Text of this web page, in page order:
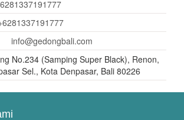
info@gedongbali.com
No.234 (Samping Super Black), Renon,
Sel., Kota Denpasar, Bali 80226